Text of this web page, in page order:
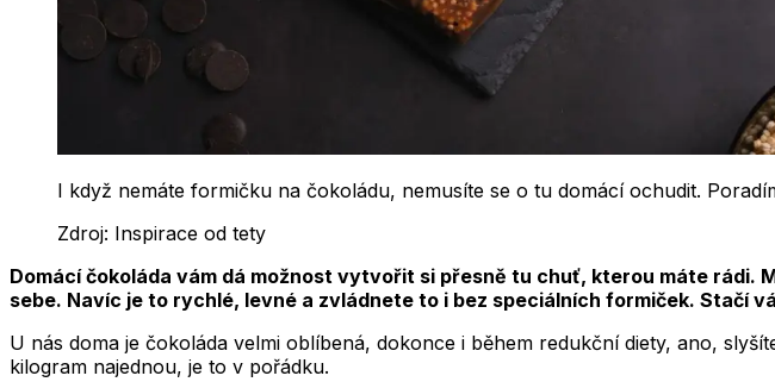
I když nemáte formičku na čokoládu, nemusíte se o tu domácí ochudit.
Zdroj: Inspirace od tety
Domácí čokoláda vám dá možnost vytvořit si přesně tu chuť, kterou máte
sebe. Navíc je to rychlé, levné a zvládnete to i bez speciálních formiček. Stačí
U nás doma je čokoláda velmi oblíbená, dokonce i během redukční diety, ano,
kilogram najednou, je to v pořádku.